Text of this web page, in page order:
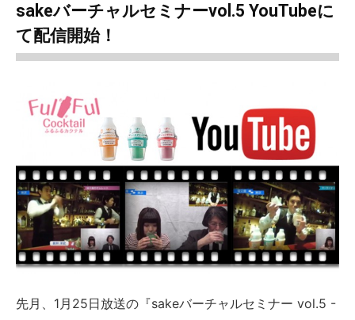
sakeバーチャルセミナーvol.5 YouTubeに
て配信開始！
先月、1月25日放送の『sakeバーチャルセミナー vol.5 -